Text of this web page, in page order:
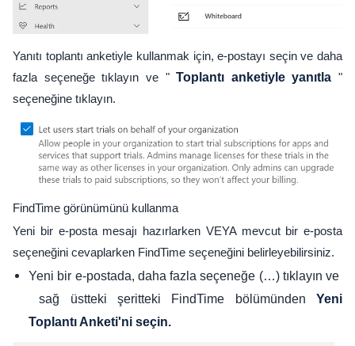
Yanıtı toplantı anketiyle kullanmak için, e-postayı seçin ve daha
fazla seçeneğe tıklayın ve "Toplantı anketiyle yanıtla "
seçeneğine tıklayın.
FindTime görünümünü kullanma
Yeni bir e-posta mesajı hazırlarken VEYA mevcut bir e-posta
seçeneğini cevaplarken FindTime seçeneğini belirleyebilirsiniz.
Yeni bir e-postada, daha fazla seçeneğe (…) tıklayın ve
sağ üstteki şeritteki FindTime bölümünden Yeni
Toplantı Anketi'ni seçin.